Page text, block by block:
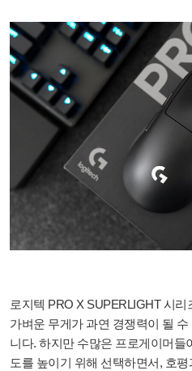
로지텍 PRO X SUPERLIGHT 시
가벼운 무게가 과연 경쟁력이 될
니다. 하지만 수많은 프로게이머들
도를 높이기 위해 선택하면서, 호